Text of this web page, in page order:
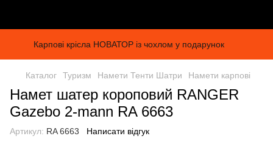
Карпові крісла НОВАТОР із чохлом у подарунок
Каталог Туризм Намети Тенти Шатри Намети карпові
Намет шатер короповий RANGER
Gazebo 2-mann RA 6663
Артикул: RA 6663 Написати відгук